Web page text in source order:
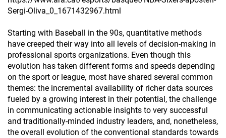
Sergi-Oliva_0_1671432967.html
Starting with Baseball in the 90s, quantitative methods
have creeped their way into all levels of decision-making in
professional sports organizations. Even though this
evolution has taken different forms and speeds depending
on the sport or league, most have shared several common
themes: the incremental availability of richer data sources
fueled by a growing interest in their potential, the challenge
in communicating actionable insights to very successful
and traditionally-minded industry leaders, and, nonetheless,
the overall evolution of the conventional standards towards